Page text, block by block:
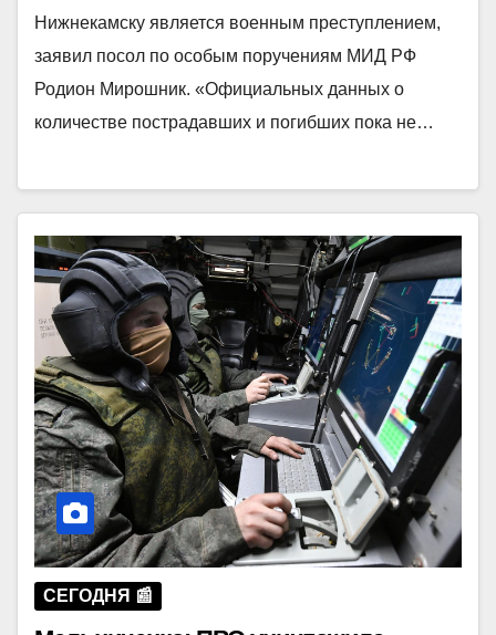
Нижнекамску является военным преступлением,
заявил посол по особым поручениям МИД РФ
Родион Мирошник. «Официальных данных о
количестве пострадавших и погибших пока не…
СЕГОДНЯ 📰